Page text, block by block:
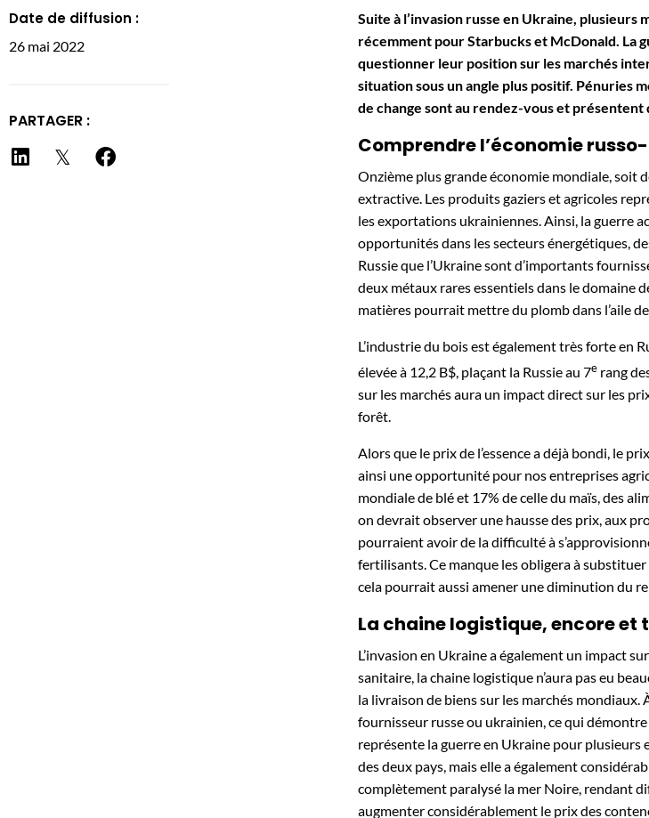
Date de diffusion :
26 mai 2022
PARTAGER :
Suite à l’invasion russe en Ukraine,
récemment pour Starbucks et McDonald. La
questionner leur position sur les marchés
situation sous un angle plus positif. Pénuries
de change sont au rendez-vous et
Comprendre l’économie
Onzième plus grande économie mondiale, soit
extractive. Les produits gaziers et agricoles
les exportations ukrainiennes. Ainsi, la guerre
opportunités dans les secteurs énergétiques,
Russie que l’Ukraine sont d’importants
deux métaux rares essentiels dans le domaine
matières pourrait mettre du plomb dans l’aile
L’industrie du bois est également très forte en
élevée à 12,2 B$, plaçant la Russie au 7e rang
sur les marchés aura un impact direct sur les
forêt.
Alors que le prix de l’essence a déjà bondi, le
ainsi une opportunité pour nos entreprises
mondiale de blé et 17% de celle du maïs, des
on devrait observer une hausse des prix, aux
pourraient avoir de la difficulté à
fertilisants. Ce manque les obligera à
cela pourrait aussi amener une diminution du
La chaine logistique, encore et
L’invasion en Ukraine a également un impact
sanitaire, la chaine logistique n’aura pas eu
la livraison de biens sur les marchés
fournisseur russe ou ukrainien, ce qui
représente la guerre en Ukraine pour plusieurs
des deux pays, mais elle a également
complètement paralysé la mer Noire, rendant
augmenter considérablement le prix des